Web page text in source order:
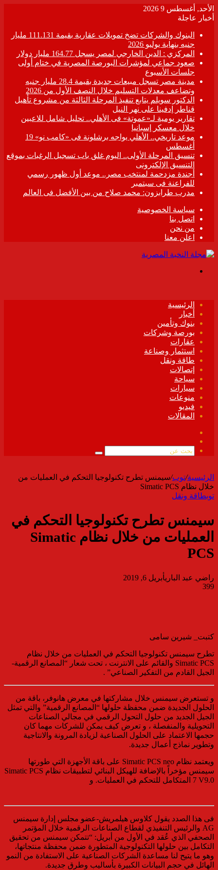
الأحد, أغسطس 9 2026
أخبار عاجلة
البنوك والشركات تضخ تمويلات عقارية بقيمة 111.131 مليار
جنيه بنهاية يوليو 2026
المركزي : الدين الخارجي لمصر يسجل 164.77 مليار دولار
صعود جماعي لمؤشرات البورصة المصرية في ختام أولى
جلسات الأسبوع
مدينة مصر تسجل مبيعات جديدة بقيمة 28.4 مليار جنيه
وتضاعف معدلات التسليم خلال النصف الأول من 2026
الدكتور سويلم يتابع تنفيذ المرحلة الثالثة من مشروع تأهيل
قناطر إدفينا على نهر النيل
تقارير يومية لـ«عموتة» فى الأهلي.. تحليل شامل للاعبين
خلال معسكر إسبانيا
موعد تاريخي.. الأهلي يواجه برشلونة فى «كامب نو» 19
أغسطس
تنسيق المرحلة الأولى.. اليوم غلق باب تسجيل الرغبات بموقع
التنسيق الإلكترونى
أجندة مزدحمة لمنتخب مصر.. موعد أول ظهور رسمي
للفراعنة فى سبتمبر
مدرب طرابزون: محمد صلاح من بين الأفضل فى العالم
سياسة الخصوصية
اتصل بنا
من نحن
اعلن معنا
الرئيسية
أخبار
بنوك وتأمين
بورصة وشركات
عقارات
استثمار وصناعة
طاقة ونقل
إتصالات
سياحة
سيارات
منوعات
فيديو
المقالات
الموقع
بحث
الرئيسية/توب/سيمنس تطرح تكنولوجيا التحكم في العمليات من
خلال نظام Simatic PCS
توبطاقة ونقل
سيمنس تطرح تكنولوجيا التحكم في
العمليات من خلال نظام Simatic
PCS
راضي عبد الباريأبريل 6, 2019
399
كتبت_ شيرين سامى
تطرح سيمنس تكنولوجيا التحكم في العمليات من خلال نظام
Simatic PCS والقائم على الانترنت ، تحت شعار “المصانع الرقمية-
الجيل القادم من التفكير الصناعي” .
و تستعرض سيمنس خلال مشاركتها في معرض هانوفر، باقة من
الحلول الجديدة ضمن محفظة حلولها “المصانع الرقمية” والتي تمثل
الجيل الجديد من حلول التحول الرقمي في مجالي الصناعات
التحويلية والمنفصلة ، و تعرض كيف يمكن للشركات مهما كان
حجمها الاعتماد على الحلول الصناعية لزيادة المرونة والانتاجية
وتطوير نماذج أعمال جديدة.
ويعتمد نظام Simatic PCS neo على باقة الأجهزة التي طورتها
سيمنس مؤخراً بالإضافة للهيكل البنائي لتطبيقات نظام Simatic PCS
7 V9.0 المتكامل للتحكم في العمليات. و
فى هذا الصدد يقول كلاوس هيلمريش-عضو مجلس إدارة سيمنس
AG والرئيس التنفيذي لقطاع الصناعات الرقمية خلال المؤتمر
الصحفي الذي عُقد في الأول من أبريل: “تتمكن سيمنس من تحقيق
التكامل بين حلولها التكنولوجية المتطورة ضمن محفظة منتجاتها،
وهو ما يتيح لنا مساعدة الشركات الصناعية على الاستفادة من النمو
الهائل في حجم البيانات الكبيرة بأساليب وطرق جديدة.